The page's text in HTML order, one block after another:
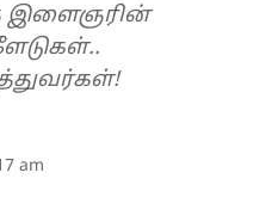
இளைஞரின்
am